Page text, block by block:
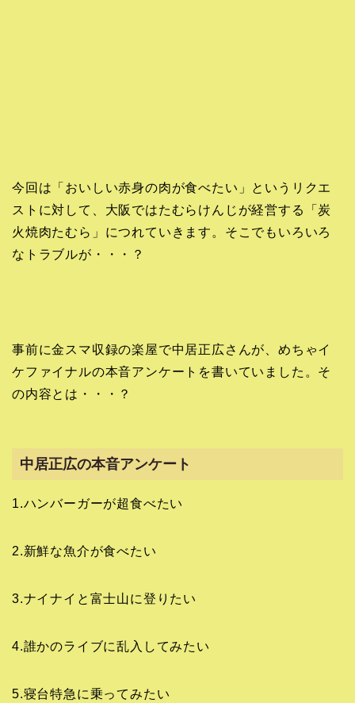
今回は「おいしい赤身の肉が食べたい」というリクエ
ストに対して、大阪ではたむらけんじが経営する「炭
火焼肉たむら」につれていきます。そこでもいろいろ
なトラブルが・・・？
事前に金スマ収録の楽屋で中居正広さんが、めちゃイ
ケファイナルの本音アンケートを書いていました。そ
の内容とは・・・？
中居正広の本音アンケート
1.ハンバーガーが超食べたい
2.新鮮な魚介が食べたい
3.ナイナイと富士山に登りたい
4.誰かのライブに乱入してみたい
5.寝台特急に乗ってみたい